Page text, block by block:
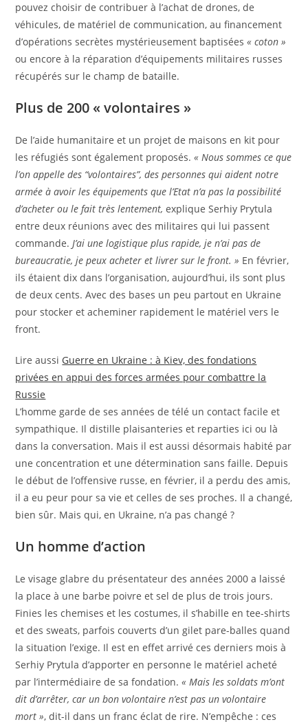
pouvez choisir de contribuer à l’achat de drones, de
véhicules, de matériel de communication, au financement
d’opérations secrètes mystérieusement baptisées« coton »
ou encore à la réparation d’équipements militaires russes
récupérés sur le champ de bataille.
Plus de 200 « volontaires »
De l’aide humanitaire et un projet de maisons en kit pour
les réfugiés sont également proposés.« Nous sommes ce que
l’on appelle des “volontaires”, des personnes qui aident notre
armée à avoir les équipements que l’Etat n’a pas la possibilité
d’acheter ou le fait très lentement,explique Serhiy Prytula
entre deux réunions avec des militaires qui lui passent
commande. J’ai une logistique plus rapide, je n’ai pas de
bureaucratie, je peux acheter et livrer sur le front. » En février,
ils étaient dix dans l’organisation, aujourd’hui, ils sont plus
de deux cents. Avec des bases un peu partout en Ukraine
pour stocker et acheminer rapidement le matériel vers le
front.
Lire aussi A
r
i
c
l
e
r
é
s
r
é
à
n
o
s
a
b
o
Guerre en Ukraine : à Kiev, des fondations
privées en appui des forces armées pour combattre la
Russie
L’homme garde de ses années de télé un contact facile et
sympathique. Il distille plaisanteries et reparties ici ou là
dans la conversation. Mais il est aussi désormais habité par
une concentration et une détermination sans faille. Depuis
le début de l’offensive russe, en février, il a perdu des amis,
il a eu peur pour sa vie et celles de ses proches. Il a changé,
bien sûr. Mais qui, en Ukraine, n’a pas changé ?
Un homme d’action
Le visage glabre du présentateur des années 2000 a laissé
la place à une barbe poivre et sel de plus de trois jours.
Finies les chemises et les costumes, il s’habille en tee-shirts
et des sweats, parfois couverts d’un gilet pare-balles quand
la situation l’exige. Il est en effet arrivé ces derniers mois à
Serhiy Prytula d’apporter en personne le matériel acheté
par l’intermédiaire de sa fondation.« Mais les soldats m’ont
dit d’arrêter, car un bon volontaire n’est pas un volontaire
mort », dit-il dans un franc éclat de rire. N’empêche : ces